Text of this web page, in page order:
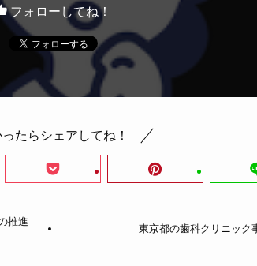
フォローしてね！
ったらシェアしてね！
推進
東京都の歯科クリニック